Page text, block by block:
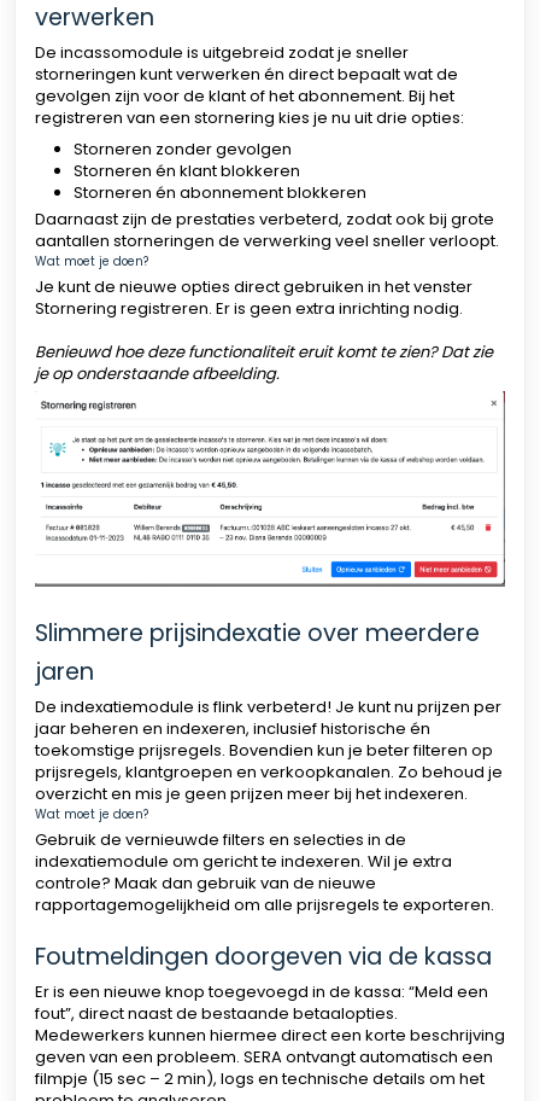
verwerken
De incassomodule is uitgebreid zodat je sneller
storneringen kunt verwerken én direct bepaalt wat de
gevolgen zijn voor de klant of het abonnement. Bij het
registreren van een stornering kies je nu uit drie opties:
Storneren zonder gevolgen
Storneren én klant blokkeren
Storneren én abonnement blokkeren
Daarnaast zijn de prestaties verbeterd, zodat ook bij grote
aantallen storneringen de verwerking veel sneller verloopt.
Wat moet je doen?
Je kunt de nieuwe opties direct gebruiken in het venster
Stornering registreren. Er is geen extra inrichting nodig.
Benieuwd hoe deze functionaliteit eruit komt te zien? Dat zie
je op onderstaande afbeelding.
Slimmere prijsindexatie over meerdere
jaren
De indexatiemodule is flink verbeterd! Je kunt nu prijzen per
jaar beheren en indexeren, inclusief historische én
toekomstige prijsregels. Bovendien kun je beter filteren op
prijsregels, klantgroepen en verkoopkanalen. Zo behoud je
overzicht en mis je geen prijzen meer bij het indexeren.
Wat moet je doen?
Gebruik de vernieuwde filters en selecties in de
indexatiemodule om gericht te indexeren. Wil je extra
controle? Maak dan gebruik van de nieuwe
rapportagemogelijkheid om alle prijsregels te exporteren.
Foutmeldingen doorgeven via de kassa
Er is een nieuwe knop toegevoegd in de kassa: “Meld een
fout”, direct naast de bestaande betaalopties.
Medewerkers kunnen hiermee direct een korte beschrijving
geven van een probleem. SERA ontvangt automatisch een
filmpje (15 sec – 2 min), logs en technische details om het